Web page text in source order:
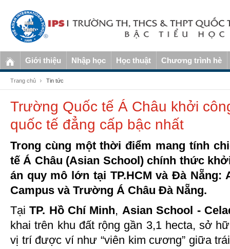
Giới thiệu Nhập học Học thuật Chương trình hè
Trang chủ Tin tức
Trường Quốc tế Á Châu khởi
quốc tế đẳng cấp bậc nhất
Trong cùng một thời điểm mang tính
tế Á Châu (Asian School) chính thức
án quy mô lớn tại TP.HCM và Đà Nẵng:
Campus và Trường Á Châu Đà Nẵng.
TạiTP. Hồ Chí Minh, Asian School -
khai trên khu đất rộng gần 3,1 hecta, sở
vị trí được ví như “viên kim cương” giữa